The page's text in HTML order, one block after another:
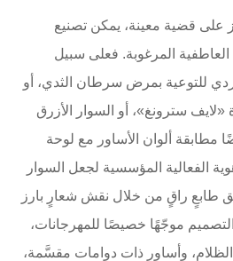
على قضية معينة، يمكن تصنيع
العاطفية المرغوبة. فعلى سبيل
للتوعية بمرض سرطان الثدي، أو
«لايف سترونغ»، أو السوار الأزرق
مطابقة ألوان الأساور مع لوحة
الفعالية المؤسسية لجعل السوار
طابعٍ راقٍ من خلال نقش شعارٍ بارز
موجّهًا خصيصًا للمهرجانات،
وأساور ذات دوامات مقسَّمة،